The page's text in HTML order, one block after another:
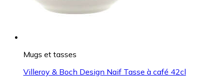
Mugs et tasses
Villeroy & Boch Design Naif Tasse à café 42cl